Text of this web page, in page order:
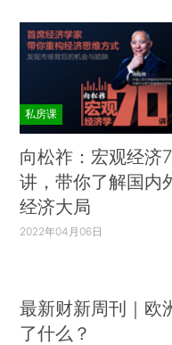
私房课
向松祚：宏观经济
讲，带你了解国内
经济大局
2022年04月06日
最新财新周刊｜欧
了什么？